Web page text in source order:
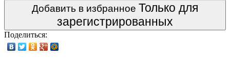
Добавить в избранное Только для
зарегистрированных
Поделиться: